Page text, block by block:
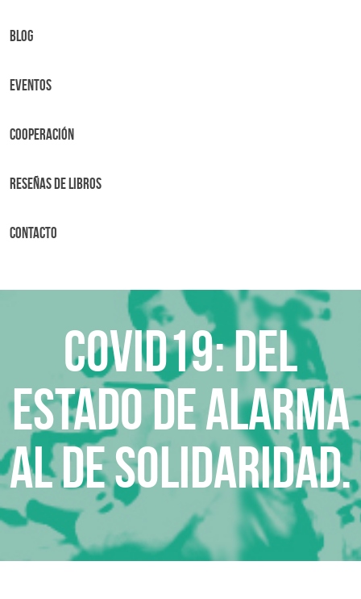
BLOG
Eventos
Cooperación
Reseñas de libros
Contacto
Covid19: del
estado de alarma
al de solidaridad.